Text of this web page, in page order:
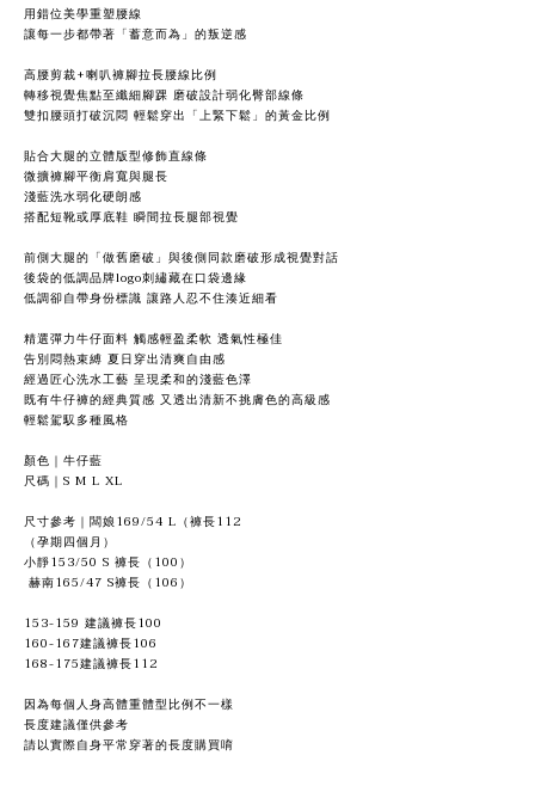
用錯位美學重塑腰線
讓每一步都帶著「蓄意而為」的叛逆感
高腰剪裁+喇叭褲腳拉長腰線比例
轉移視覺焦點至纖細腳踝 磨破設計弱化臀部線條
雙扣腰頭打破沉悶 輕鬆穿出「上緊下鬆」的黃金比例
貼合大腿的立體版型修飾直線條
微擴褲腳平衡肩寬與腿長
淺藍洗水弱化硬朗感
搭配短靴或厚底鞋 瞬間拉長腿部視覺
前側大腿的「做舊磨破」與後側同款磨破形成視覺對話
後袋的低調品牌logo刺繡藏在口袋邊緣
低調卻自帶身份標識 讓路人忍不住湊近細看
精選彈力牛仔面料 觸感輕盈柔軟 透氣性極佳
告別悶熱束縛 夏日穿出清爽自由感
經過匠心洗水工藝 呈現柔和的淺藍色澤
既有牛仔褲的經典質感 又透出清新不挑膚色的高級感
輕鬆駕馭多種風格
顏色｜牛仔藍
尺碼｜S M L XL
尺寸參考｜闆娘169/54 L（褲長112
（孕期四個月）
小靜153/50 S 褲長（100）
赫南165/47 S褲長（106）
153-159 建議褲長100
160-167建議褲長106
168-175建議褲長112
因為每個人身高體重體型比例不一樣
長度建議僅供參考
請以實際自身平常穿著的長度購買唷